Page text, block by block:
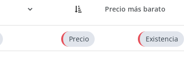
Precio Existencia